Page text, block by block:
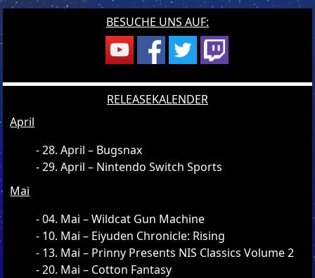
BESUCHE UNS AUF:
RELEASEKALENDER
April
28. April – Bugsnax
29. April – Nintendo Switch Sports
Mai
04. Mai – Wildcat Gun Machine
10. Mai – Eiyuden Chronicle: Rising
13. Mai – Prinny Presents NIS Classics Volume 2
20. Mai – Cotton Fantasy